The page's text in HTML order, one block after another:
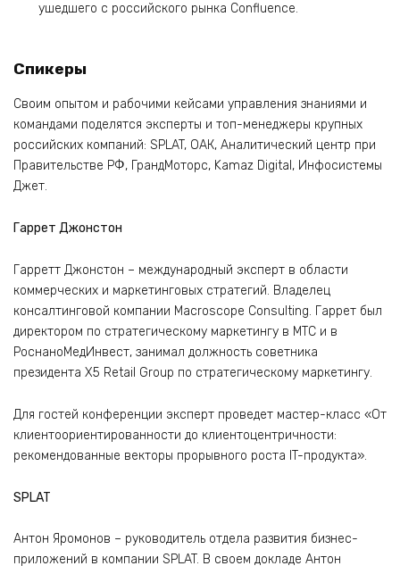
ушедшего с российского рынка Confluence.
Спикеры
Своим опытом и рабочими кейсами управления знаниями и
командами поделятся эксперты и топ-менеджеры крупных
российских компаний: SPLAT, ОАК, Аналитический центр при
Правительстве РФ, ГрандМоторс, Kamaz Digital, Инфосистемы
Джет.
Гаррет Джонстон
Гарретт Джонстон – международный эксперт в области
коммерческих и маркетинговых стратегий. Владелец
консалтинговой компании Macroscope Consulting. Гаррет был
директором по стратегическому маркетингу в МТС и в
РоснаноМедИнвест, занимал должность советника
президента Х5 Retail Group по стратегическому маркетингу.
Для гостей конференции эксперт проведет мастер-класс «От
клиентоориентированности до клиентоцентричности:
рекомендованные векторы прорывного роста IT-продукта».
SPLAT
Антон Яромонов – руководитель отдела развития бизнес-
приложений в компании SPLAT. В своем докладе Антон